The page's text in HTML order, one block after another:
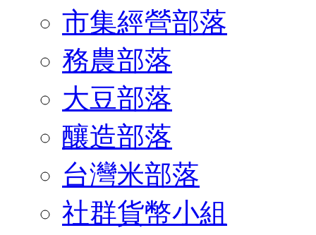
市集經營部落
務農部落
大豆部落
釀造部落
台灣米部落
社群貨幣小組